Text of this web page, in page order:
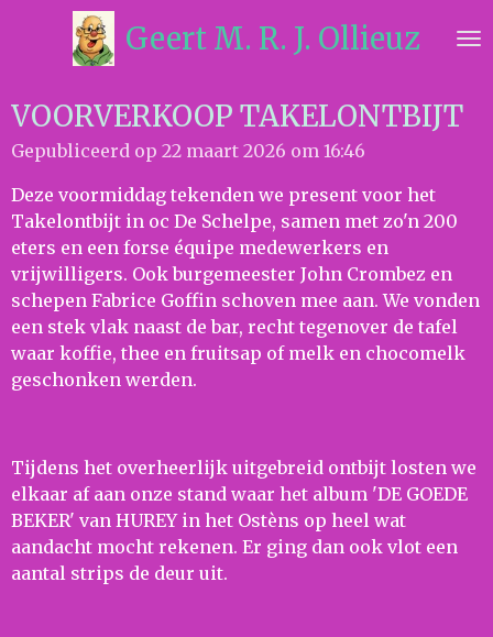
de
hoofdinhoud
Geert M. R. J. Ollieuz
VOORVERKOOP TAKELONTBIJT
Gepubliceerd op 22 maart 2026 om 16:46
Deze voormiddag tekenden we present voor het
Takelontbijt in oc De Schelpe, samen met zo'n 200
eters en een forse équipe medewerkers en
vrijwilligers. Ook burgemeester John Crombez en
schepen Fabrice Goffin schoven mee aan. We vonden
een stek vlak naast de bar, recht tegenover de tafel
waar koffie, thee en fruitsap of melk en chocomelk
geschonken werden.
Tijdens het overheerlijk uitgebreid ontbijt losten we
elkaar af aan onze stand waar het album 'DE GOEDE
BEKER' van HUREY in het Ostèns op heel wat
aandacht mocht rekenen. Er ging dan ook vlot een
aantal strips de deur uit.